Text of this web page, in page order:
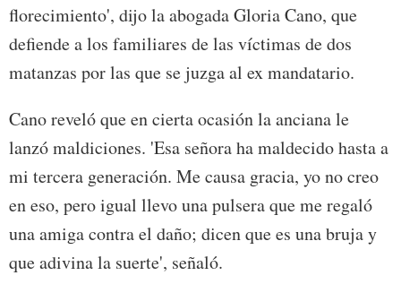
florecimiento', dijo la abogada Gloria Cano, que
defiende a los familiares de las víctimas de dos
matanzas por las que se juzga al ex mandatario.
Cano reveló que en cierta ocasión la anciana le
lanzó maldiciones. 'Esa señora ha maldecido hasta a
mi tercera generación. Me causa gracia, yo no creo
en eso, pero igual llevo una pulsera que me regaló
una amiga contra el daño; dicen que es una bruja y
que adivina la suerte', señaló.